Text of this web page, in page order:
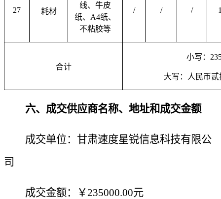
27 耗材
线、牛皮
纸、 A4纸、
不粘胶等
/ / /
合计
小写：
大写：人民币
六、成交供应商名称、地址和成交金额
成交单位：甘肃速度星锐信息科技有限公
司
成交金额：￥ 235000.00元